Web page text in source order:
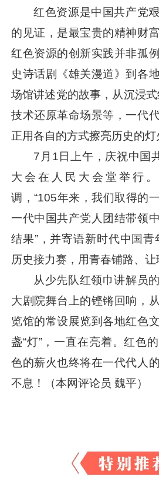
红色资源是中国共产党
的见证，是最宝贵的精神财
红色资源的创新实践并非孤
史诗话剧《雄关漫道》到各
场馆讲述党的故事，从沉浸
技术还原革命场景等，一代
正用各自的方式擦亮历史的灯
7月1日上午，庆祝中国
大会在人民大会堂举行。
调，“105年来，我们取得的
一代中国共产党人团结带领
结果”，并寄语新时代中国青
历史接力赛，用青春铺路、让
从少先队红领巾讲解员
大剧院舞台上的铿锵回响，
览馆的常设展览到各地红色
盏“灯”，一直在亮着。红色
色的薪火也终将在一代代人
不息！（本网评论员 魏平）